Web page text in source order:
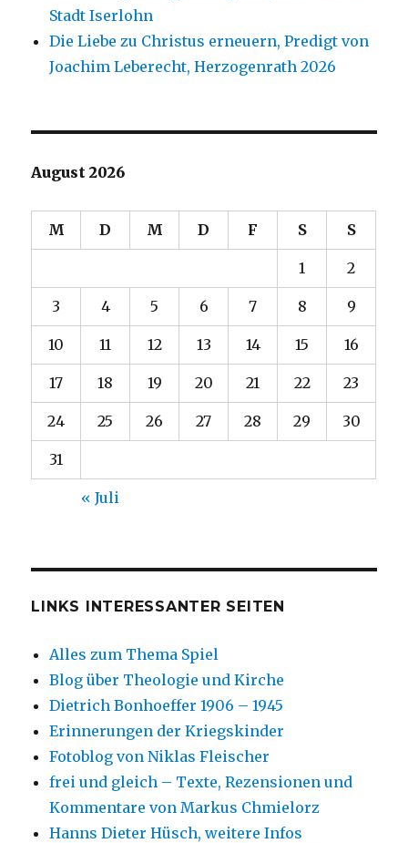
Stadt Iserlohn
Die Liebe zu Christus erneuern, Predigt von
Joachim Leberecht, Herzogenrath 2026
August 2026
M D M D F S S
1 2
3 4 5 6 7 8 9
10 11 12 13 14 15 16
17 18 19 20 21 22 23
24 25 26 27 28 29 30
31
« Juli
LINKS INTERESSANTER SEITEN
Alles zum Thema Spiel
Blog über Theologie und Kirche
Dietrich Bonhoeffer 1906 – 1945
Erinnerungen der Kriegskinder
Fotoblog von Niklas Fleischer
frei und gleich – Texte, Rezensionen und
Kommentare von Markus Chmielorz
Hanns Dieter Hüsch, weitere Infos